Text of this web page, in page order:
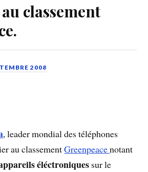
classement
2008
, leader mondial des téléphones
au classementGreenpeacenotant
éléctroniques sur le